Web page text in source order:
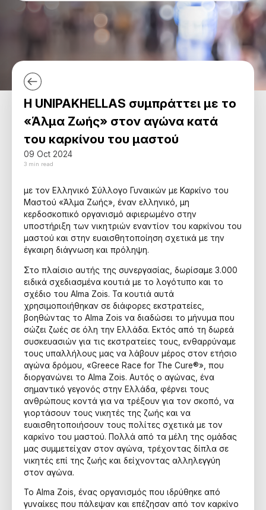
Λύσεις για Επιχειρήσεις
Λύσεις για Φαγητό & Ποτά σε Πακέτο
Ποτά & Ροφήματα
Τρόφιμα
Φαρμακευτικά Προϊόντα
Χημικά & Πετροχημικά
Γωνία Μέσων
Δραστηριοποιούμαστε
Επικοινωνία
Σχετικά
Language
Βιωσιμότητα
Ηλεκτρονικό Κατάστημα
Η UNIPAKHELLAS συμπράττει με το
«Άλμα Ζωής» στον αγώνα κατά
του καρκίνου του μαστού
09 Oct 2024
3 min read
με τον Ελληνικό Σύλλογο Γυναικών με Καρκίνο του
Μαστού «Άλμα Ζωής», έναν ελληνικό, μη
κερδοσκοπικό οργανισμό αφιερωμένο στην
υποστήριξη των νικητριών εναντίον του καρκίνου του
μαστού και στην ευαισθητοποίηση σχετικά με την
έγκαιρη διάγνωση και πρόληψη.
Στο πλαίσιο αυτής της συνεργασίας, δωρίσαμε 3.000
ειδικά σχεδιασμένα κουτιά με το λογότυπο και το
σχέδιο του Alma Zois. Τα κουτιά αυτά
χρησιμοποιήθηκαν σε διάφορες εκστρατείες,
βοηθώντας το Alma Zois να διαδώσει το μήνυμα που
σώζει ζωές σε όλη την Ελλάδα. Εκτός από τη δωρεά
συσκευασιών για τις εκστρατείες τους, ενθαρρύναμε
τους υπαλλήλους μας να λάβουν μέρος στον ετήσιο
αγώνα δρόμου, «Greece Race for The Cure®», που
διοργανώνει το Alma Zois. Αυτός ο αγώνας, ένα
σημαντικό γεγονός στην Ελλάδα, φέρνει τους
ανθρώπους κοντά για να τρέξουν για τον σκοπό, να
γιορτάσουν τους νικητές της ζωής και να
ευαισθητοποιήσουν τους πολίτες σχετικά με τον
καρκίνο του μαστού. Πολλά από τα μέλη της ομάδας
μας συμμετείχαν στον αγώνα, τρέχοντας δίπλα σε
νικητές επί της ζωής και δείχνοντας αλληλεγγύη
στον αγώνα.
Το Alma Zois, ένας οργανισμός που ιδρύθηκε από
γυναίκες που πάλεψαν και επέζησαν από τον καρκίνο